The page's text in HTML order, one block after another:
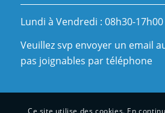
Lundi à Vendredi : 08h30-17h00
Veuillez svp envoyer un email
pas joignables par téléphone
Ce site utilise des cookies. En